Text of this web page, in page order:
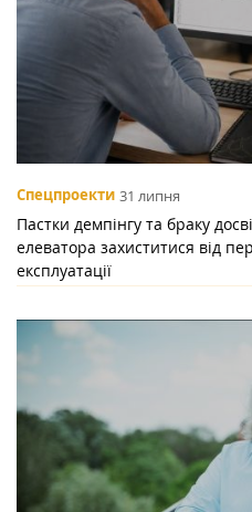
Спецпроекти 31 липня
Пастки демпінгу та браку
елеватора захиститися від
експлуатації